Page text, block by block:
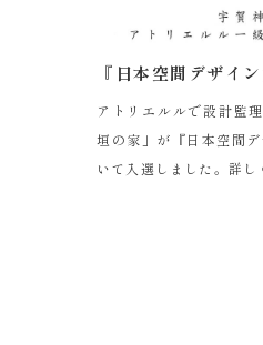
『日本空間デザイ
アトリエルルで設計監
垣の家」が『日本空間
いて入選しました。詳